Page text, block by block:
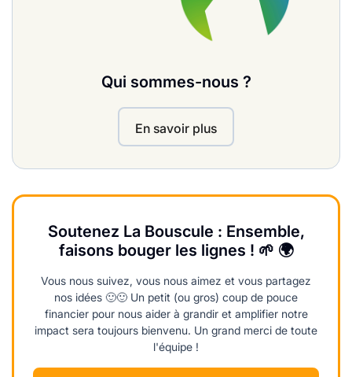
Qui sommes-nous ?
En savoir plus
Soutenez La Bouscule : Ensemble,
faisons bouger les lignes ! 🌱 🌍
Vous nous suivez, vous nous aimez et vous partagez
nos idées 🙂🙂 Un petit (ou gros) coup de pouce
financier pour nous aider à grandir et amplifier notre
impact sera toujours bienvenu. Un grand merci de toute
l'équipe !